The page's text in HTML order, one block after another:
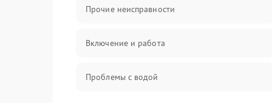
Прочие неисправности
Включение и работа
Проблемы с водой